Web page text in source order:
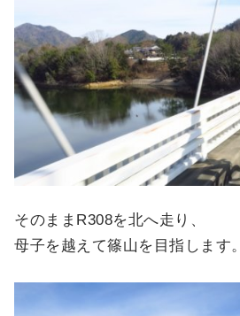
そのままR308を北へ走り、
母子を越えて篠山を目指します。